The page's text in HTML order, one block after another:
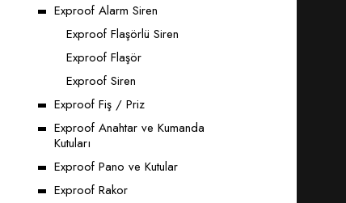
Exproof Alarm Siren
Exproof Flaşörlü Siren
Exproof Flaşör
Exproof Siren
Exproof Fiş / Priz
Exproof Anahtar ve Kumanda
Kutuları
Exproof Pano ve Kutular
Exproof Rakor